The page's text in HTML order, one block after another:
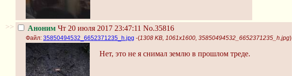
>> Аноним Чт 20 июля 2017 23:47:11 No.35816
Файл: 35850494532_6652371235_h.jpg -(1308 KB, 1061x1600, 35850494532_6652371235_h.jpg)
Нет, это не я снимал землю в прошлом треде.